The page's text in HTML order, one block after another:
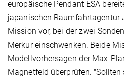
europäische Pendant ESA
japanischen Raumfahrtagentur
Mission vor, bei der zwei
Merkur einschwenken. Beide
Modellvorhersagen der Max-
Magnetfeld überprüfen. "Sollten